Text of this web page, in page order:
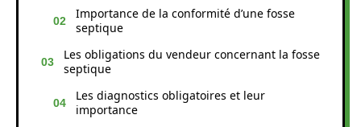
Importance de la conformité d’une fosse
septique
Les obligations du vendeur concernant la fosse
septique
Les diagnostics obligatoires et leur
importance